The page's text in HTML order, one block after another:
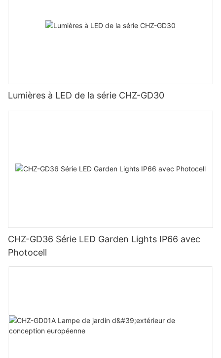
Lumières à LED de la série CHZ-GD30
CHZ-GD36 Série LED Garden Lights IP66 avec
Photocell